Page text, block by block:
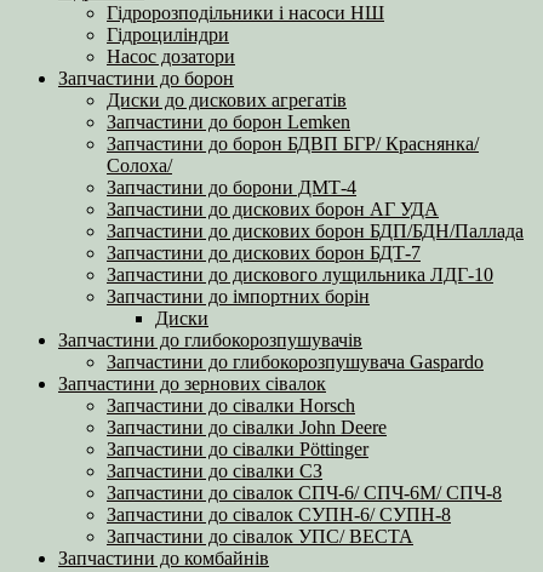
Гідророзподільники і насоси НШ
Гідроциліндри
Насос дозатори
Запчастини до борон
Диски до дискових агрегатів
Запчастини до борон Lemken
Запчастини до борон БДВП БГР/ Краснянка/
Солоха/
Запчастини до борони ДМТ-4
Запчастини до дискових борон АГ УДА
Запчастини до дискових борон БДП/БДН/Паллада
Запчастини до дискових борон БДТ-7
Запчастини до дискового лущильника ЛДГ-10
Запчастини до імпортних борін
Диски
Запчастини до глибокорозпушувачів
Запчастини до глибокорозпушувача Gaspardo
Запчастини до зернових сівалок
Запчастини до сівалки Horsch
Запчастини до сівалки John Deere
Запчастини до сівалки Pöttinger
Запчастини до сівалки СЗ
Запчастини до сівалок СПЧ-6/ СПЧ-6М/ СПЧ-8
Запчастини до сівалок СУПН-6/ СУПН-8
Запчастини до сівалок УПС/ ВЕСТА
Запчастини до комбайнів